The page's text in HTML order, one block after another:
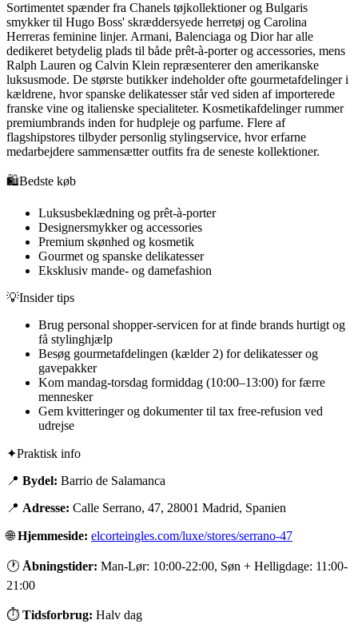
Sortimentet spænder fra Chanels tøjkollektioner og Bulgaris
smykker til Hugo Boss' skræddersyede herretøj og Carolina
Herreras feminine linjer. Armani, Balenciaga og Dior har alle
dedikeret betydelig plads til både prêt-à-porter og accessories, mens
Ralph Lauren og Calvin Klein repræsenterer den amerikanske
luksusmode. De største butikker indeholder ofte gourmetafdelinger i
kældrene, hvor spanske delikatesser står ved siden af importerede
franske vine og italienske specialiteter. Kosmetikafdelinger rummer
premiumbrands inden for hudpleje og parfume. Flere af
flagshipstores tilbyder personlig stylingservice, hvor erfarne
medarbejdere sammensætter outfits fra de seneste kollektioner.
🛍️Bedste køb
Luksusbeklædning og prêt-à-porter
Designersmykker og accessories
Premium skønhed og kosmetik
Gourmet og spanske delikatesser
Eksklusiv mande- og damefashion
💡Insider tips
Brug personal shopper-servicen for at finde brands hurtigt og
få stylinghjælp
Besøg gourmetafdelingen (kælder 2) for delikatesser og
gavepakker
Kom mandag-torsdag formiddag (10:00–13:00) for færre
mennesker
Gem kvitteringer og dokumenter til tax free-refusion ved
udrejse
✦Praktisk info
📍 Bydel: Barrio de Salamanca
📍 Adresse: Calle Serrano, 47, 28001 Madrid, Spanien
🌐Hjemmeside: elcorteingles.com/luxe/stores/serrano-47
🕐 Åbningstider: Man-Lør: 10:00-22:00, Søn + Helligdage: 11:00-
21:00
⏱ Tidsforbrug: Halv dag